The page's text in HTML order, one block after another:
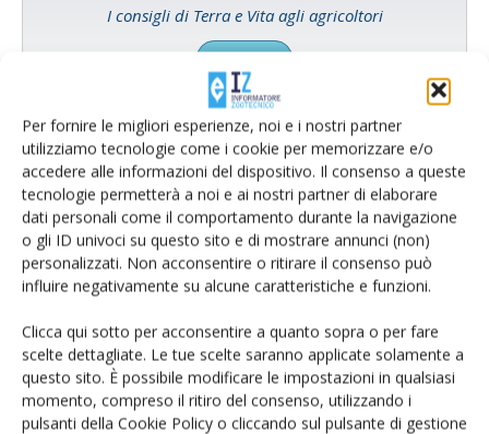
Per fornire le migliori esperienze, noi e i nostri partner
utilizziamo tecnologie come i cookie per memorizzare e/o
accedere alle informazioni del dispositivo. Il consenso a queste
tecnologie permetterà a noi e ai nostri partner di elaborare
dati personali come il comportamento durante la navigazione
o gli ID univoci su questo sito e di mostrare annunci (non)
personalizzati. Non acconsentire o ritirare il consenso può
influire negativamente su alcune caratteristiche e funzioni.
Clicca qui sotto per acconsentire a quanto sopra o per fare
scelte dettagliate. Le tue scelte saranno applicate solamente a
questo sito. È possibile modificare le impostazioni in qualsiasi
momento, compreso il ritiro del consenso, utilizzando i
pulsanti della Cookie Policy o cliccando sul pulsante di gestione
I consigli di Terra e Vita agli agricoltori
Rimani aggiornato sul mondo
dell’agricoltura